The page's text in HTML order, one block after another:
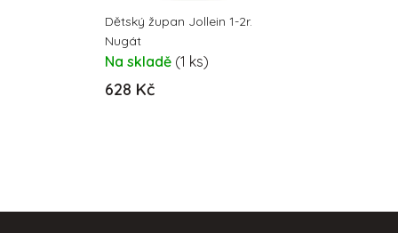
Dětský župan Jollein 1-2r.
Nugát
Na skladě (1 ks)
628 Kč